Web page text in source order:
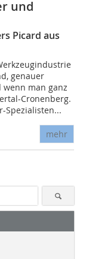
und
Picard aus
genauer
wenn man ganz
Cronenberg.
Spezialisten...
mehr